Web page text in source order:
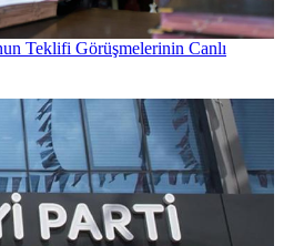
Teklifi Görüşmelerinin Canlı